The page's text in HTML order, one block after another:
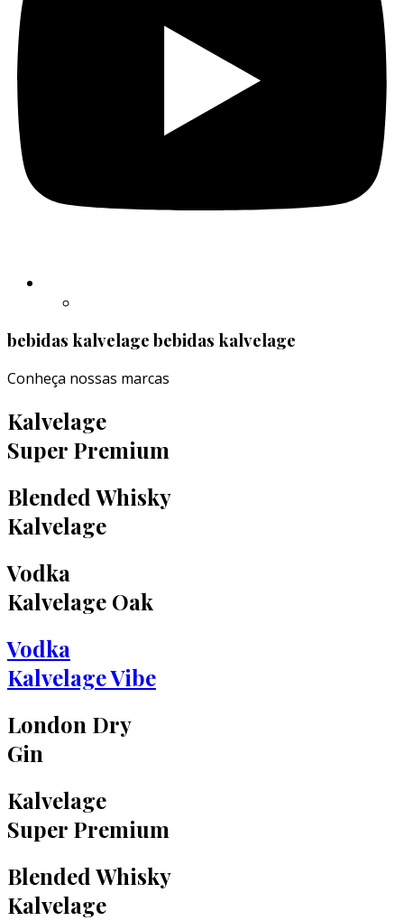
bebidas kalvelage bebidas kalvelage
Conheça nossas marcas
Kalvelage
Super Premium
Blended Whisky
Kalvelage
Vodka
Kalvelage Oak
Vodka
Kalvelage Vibe
London Dry
Gin
Kalvelage
Super Premium
Blended Whisky
Kalvelage